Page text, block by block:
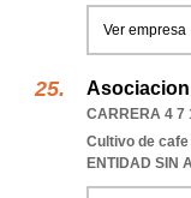
Ver empresa
Asociacion
CARRERA 4 7
Cultivo de cafe
ENTIDAD SIN